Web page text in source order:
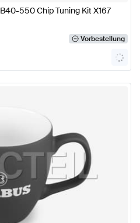
550 Chip Tuning Kit X167
Vorbestellung